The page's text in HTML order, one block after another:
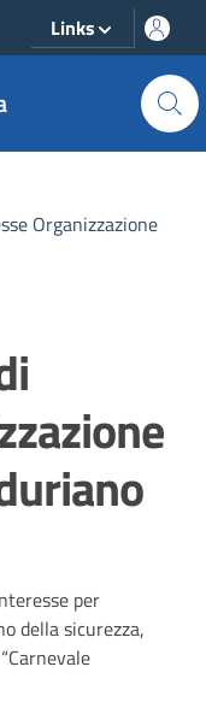
Links
Organizzazione
per
della sicurezza,